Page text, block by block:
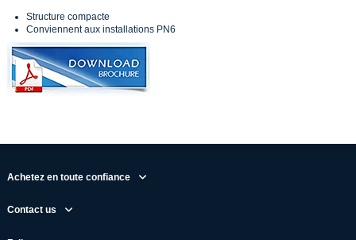
Structure compacte
Conviennent aux installations PN6
Achetez en toute confiance
Contact us